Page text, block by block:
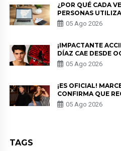
¿POR QUÉ CADA
PERSONAS
PARA PROTEGER SU
PRIVACIDAD?
05 Ago 2026
¡IMPACTANTE
DÍAZ CAE DESDE
EN “ESTO ES
PREOCUPACIÓN
05 Ago 2026
¡ES OFICIAL!
CONFIRMA QUE
MILETT FIGUEROA:
PUDO MÁS”
05 Ago 2026
TAGS